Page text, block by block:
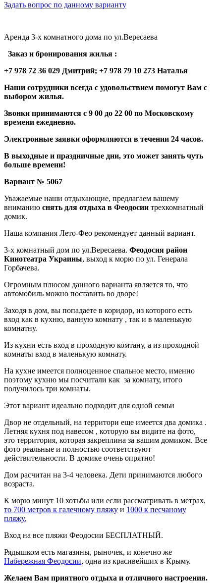
Задать вопрос по данному варианту
Аренда 3-х комнатного дома по ул.Вересаева
Заказ и бронирования жилья :
+7 978 72 36 029 Дмитрий; +7 978 79 10 273 Наталья
Наши сотрудники всегда с удовольствием помогут Вам с
выбором жилья.
Звонки принимаются с 9 00 до 22 00 по Московскому
времени ежедневно.
Электронные заявки оформляются в течении 24 часов.
В выходные и праздничные дни, это может занять чуть
больше времени!
Вариант № 5067
Уважаемые наши отдыхающие, предлагаем вашему
вниманию снять для отдыха в Феодосии трехкомнатный
домик.
Наша компания Лето-Фео рекомендует данный вариант.
3-х комнатный дом по ул.Вересаева. Феодосия район
Кинотеатра Украины, выход к морю по ул. Генерала
Горбачева.
Огромным плюсом данного варианта является то, что
автомобиль можно поставить во дворе!
Заходя в дом, вы попадаете в коридор, из которого есть
вход как в кухню, ванную комнату , так и в маленькую
комнатну.
Из кухни есть вход в проходную комтану, а из проходной
комнаты вход в маленькую комнату.
На кухне имеется полноценное спальное место, именно
поэтому кухню мы посчитали как за комнату, итого
получилось три комнаты.
Этот вариант идеально подходит для одной семьи
Двор не отдельный, на территори еще имеется два домика .
Летняя кухня под навесом , которую вы видите на фото,
это территория, которая закреплина за вашим домиком. Все
фото реальные и полностью соответствуют
действительности. В домике очень опрятно!
Дом расчитан на 3-4 человека. Дети принимаются любого
возраста.
К морю минут 10 хотьбы или если рассматривать в метрах,
то 700 метров к галечному пляжу и 1000 к песчаному
пляжу.
Вход на все пляжи Феодосии БЕСПЛАТНЫЙ.
Рядышком есть магазины, рыночек, и конечно же
Набережная Феодосии, одна из красивейших в Крыму.
Желаем Вам приятного отдыха и отличного настроения.